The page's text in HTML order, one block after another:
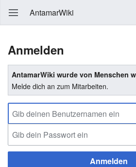
AntamarWiki
Anmelden
AntamarWiki wurde von Menschen
Melde dich an zum Mitarbeiten.
Anmelden